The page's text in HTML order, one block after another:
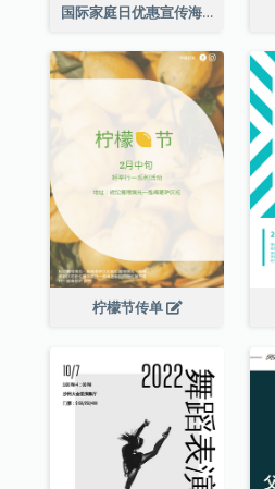
国际家庭日优惠宣传海报
柠檬节传单